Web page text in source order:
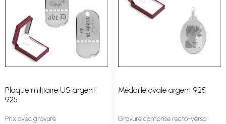
Plaque militaire US argent
925
Prix avec gravure
Médaille ovale argent 925
Gravure comprise recto-verso